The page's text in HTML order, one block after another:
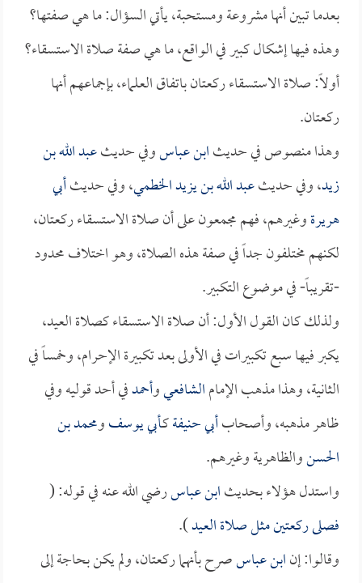
بعدما تبين أنها مشروعة ومستحبة، يأتي السؤال: ما هي صفتها؟
وهذه فيها إشكال كبير في الواقع، ما هي صفة صلاة الاستسقاء؟
أولاً: صلاة الاستسقاء ركعتان باتفاق العلماء، بإجماعهم أنها
ركعتان.
وهذا منصوص في حديثابن عباسوفي حديثعبد الله بن
زيد، وفي حديثعبد الله بن يزيد الخطمي، وفي حديثأبي
هريرةوغيرهم، فهم مجمعون على أن صلاة الاستسقاء ركعتان،
لكنهم مختلفون جداً في صفة هذه الصلاة، وهو اختلاف محدود
-تقريباً- في موضوع التكبير.
ولذلك كان القول الأول: أن صلاة الاستسقاء كصلاة العيد،
يكبر فيها سبع تكبيرات في الأولى بعد تكبيرة الإحرام، وخمساً في
الثانية، وهذا مذهب الإمامالشافعيوأحمدفي أحد قوليه وفي
ظاهر مذهبه، وأصحابأبي حنيفةكـأبي يوسفومحمد بن
الحسنوالظاهرية وغيرهم.
واستدل هؤلاء بحديثابن عباسرضي الله عنه في قوله: (
فصلى ركعتين مثل صلاة العيد).
وقالوا: إنابن عباسصرح بأنهما ركعتان، ولم يكن بحاجة إلى